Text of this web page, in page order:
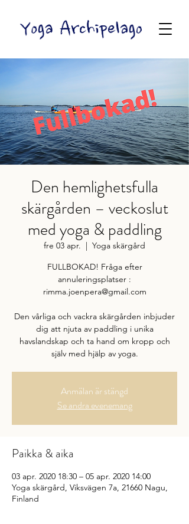
Den hemlighetsfulla
skärgården – veckoslut
med yoga & paddling
fre 03 apr.
  |
Yoga skärgård
FULLBOKAD! Fråga efter
annuleringsplatser :
rimma.joenpera@gmail.com
Den vårliga och vackra skärgården inbjuder
dig att njuta av paddling i unika
havslandskap och ta hand om kropp och
själv med hjälp av yoga.
Anmälan är stängd
Se andra evenemang
Paikka & aika
03 apr. 2020 18:30 – 05 apr. 2020 14:00
Yoga skärgård, Viksvägen 7a, 21660 Nagu,
Finland